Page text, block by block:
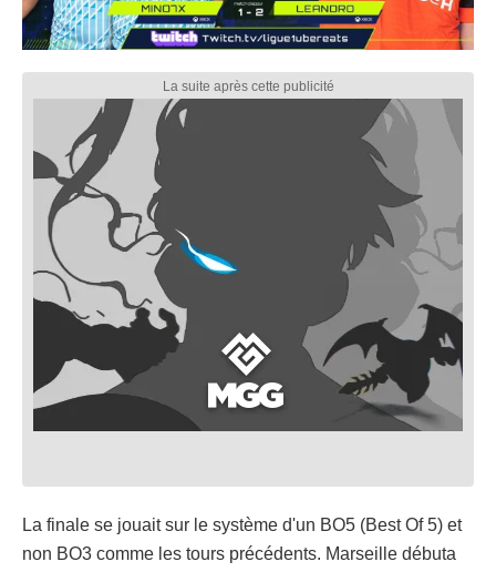
La finale se jouait sur le système d'un BO5 (Best Of 5) et
non BO3 comme les tours précédents. Marseille débuta